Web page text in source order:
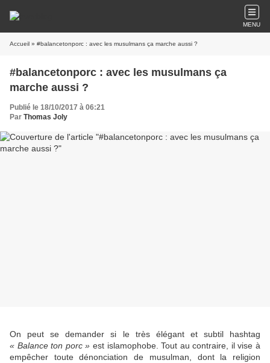
MENU
Accueil » #balancetonporc : avec les musulmans ça marche aussi ?
#balancetonporc : avec les musulmans ça
marche aussi ?
Publié le 18/10/2017 à 06:21
Par Thomas Joly
On peut se demander si le très élégant et subtil hashtag
« Balance ton porc » est islamophobe. Tout au contraire, il vise à
empêcher toute dénonciation de musulman, dont la religion